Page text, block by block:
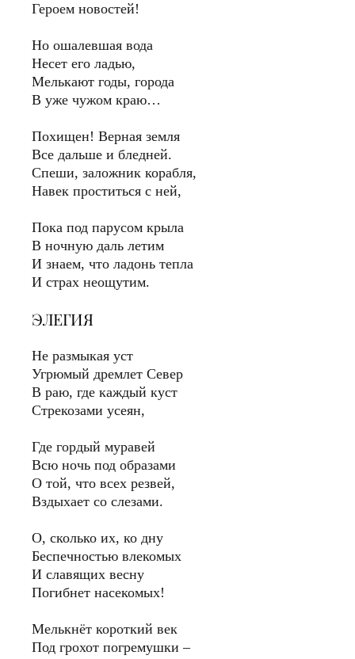
Героем новостей!
Но ошалевшая вода
Несет его ладью,
Мелькают годы, города
В уже чужом краю…
Похищен! Верная земля
Все дальше и бледней.
Спеши, заложник корабля,
Навек проститься с ней,
Пока под парусом крыла
В ночную даль летим
И знаем, что ладонь тепла
И страх неощутим.
ЭЛЕГИЯ
Не размыкая уст
Угрюмый дремлет Север
В раю, где каждый куст
Стрекозами усеян,
Где гордый муравей
Всю ночь под образами
О той, что всех резвей,
Вздыхает со слезами.
О, сколько их, ко дну
Беспечностью влекомых
И славящих весну
Погибнет насекомых!
Мелькнёт короткий век
Под грохот погремушки –